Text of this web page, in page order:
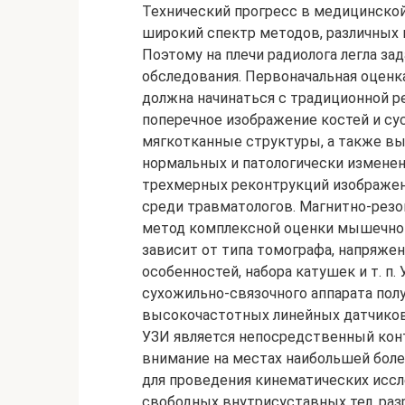
Технический прогресс в медицинской визуализации предложил травматологам широкий спектр методов, различных как по своей природе, так и по информативности. Поэтому на плечи радиолога легла задача выбора оптимального алгоритма обследования. Первоначальная оценка поражений мышечно-скелетной системы должна начинаться с традиционной рентгенографии. МСКТ позволяет получить поперечное изображение костей и суставов, дифференцировать костные и мягкотканные структуры, а также выявлять незначительные различия в плотности нормальных и патологически измененных тканей. Возможность мультипланарных и трехмерных реконтрукций изображений нашла широкое практическое применение среди травматологов. Магнитно-резонансная томография — пожалуй, единственный метод комплексной оценки мышечно-скелетной системы. Методика МРТ во многом зависит от типа томографа, напряженности его магнитного поля, конструктивных особенностей, набора катушек и т. п. Ультразвуковая диагностика повреждений сухожильно-связочного аппарата получила широкое развитие с применением высокочастотных линейных датчиков более 7,5-17,5 МГц. Важным преимуществом УЗИ является непосредственный контакт с пациентом, что позволяет акцентировать внимание на местах наибольшей болезненности. И, наконец, УЗИ — это метод выбора для проведения кинематических исследований с целью выявления и оценки свободных внутрисуставных тел, разрывов мышц, сухожилий и связок, дислокации сухожилий, и т.д. Среди радионуклидных методов наибольшее распространение получила сцинтиграфия костей скелета с использованием технеция-99m. Метод отличается высокой чувствительностью в диагностике остебластических процессов. Главным принципом комплексной диагностики повреждений опорно-двигательного аппарата является синдромальный подход. Несмотря на техническое различие методов лучевой диагностики, радиологи пользуются сходными семиотическими признаками повреждений костей, мышц, их сухожилий и связок. Повреждение костной ткани. Повреждения костей скелета включают комплекс различных патоморфологических изменений, связанных как с нарушением целостности губчатого и кортикального вещества кости, так и с травмой костного мозга и надкостницы. Исследования пациентов с острой травмой показывают, что более чем в 80% случаев выявляются поврежде-ния костей. Учитывая, что переломы составляют только 10–15% в структуре повреждений скелета, за рамками традиционной рентгенографии остается около 70% костной патологии. Наиболее частой находкой лучевой диагностики являются ушибы костей. Они проявляются в виде скрытого незначительного нарушения целостности трабекул кости с кровоизлиянием, гиперемией и отеком костного мозга. Однако рентгенологические исследования, включая КТ, не позволяют обнаружить контузию кости. Диагноз ушиба кости верифицируется динамической МРТ, семиотические признаки которого исчезают спустя 3-4 месяца от момента травмы. Только 5–10% ушибов являются единственной находкой лучевой диагностики. В основном контузия отягощает течение других повреждений костей и сухожильно-связочного аппарата. Другой рентгенонегативной нозологией является «подсухожильный отек» костного мозга, обусловленный патологией прилежащего сухожилия. МР-семиотика подсухожильного отека схожа с признаками ушиба кости. Однако отек локализуется под поврежденным сухожилием. По механизму возникновения он не обусловлен разрывом связок или прямой травмой кости. Сроки выявления отека костного мозга определяются длительностью острой фазы повреждения сухожилия. Рентгенологическая и КТ-семиотика переломов костей идентичны. МП и 3D-реконструкции компьютерно-томографических изображений позволяют изучить переломы в любой проекции и объеме, что повышает информативность метода. Наиболее информативна в диагностике переломов спиральная КТ. Она позволяет диагностировать переломы без смещения отломков, авульсиные переломы и дополнительные линии переломов, не выявленные при рентгенографии. Применение компьютерной томографии решает десятки практических диагностических вопросов, определивших стратегию лечения пациента и прогноз заболевания. Они касаются степени и характера повреждения суставных поверхностей, возможности оперативного доступа к поврежденным суставам и т. д. С точностью до 1 мм и 1 градуса метод определяет взаимное смещение и ротацию костей и отломков. Данные КТ о числе, форме, размерах и смещении отломков используются в выборе тактики остеосинтеза. При МРТ линия перелома отграничена гипоинтенсивными во всех ВИП неровными краями костных отломков, окруженных зоной отека и кровоизлияния с соответствующими семиотическими признаками. Магнитно-